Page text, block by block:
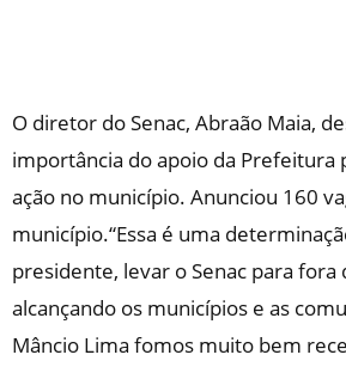
O diretor do Senac, Abraão Maia,
importância do apoio da Prefeitura
ação no município. Anunciou 160
município.“Essa é uma
presidente, levar o Senac para fora
alcançando os municípios e as
Mâncio Lima fomos muito bem